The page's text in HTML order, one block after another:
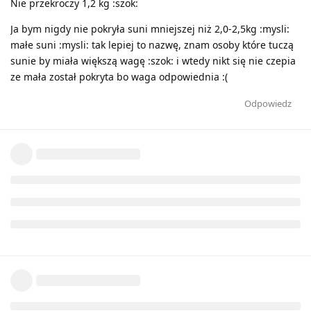
Nie przekroczy 1,2 kg :szok:
Ja bym nigdy nie pokryła suni mniejszej niż 2,0-2,5kg :mysli:
małe suni :mysli: tak lepiej to nazwę, znam osoby które tuczą
sunie by miała większą wagę :szok: i wtedy nikt się nie czepia
ze mała został pokryta bo waga odpowiednia :(
Odpowiedz